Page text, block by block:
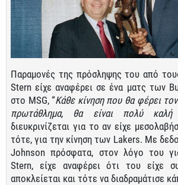
Παραμονές της πρόσληψης του από
Stern είχε αναφέρει σε ένα ματς των
στο MSG, “Κάθε κίνηση που θα φέρει
πρωτάθλημα, θα είναι πολύ
διευκρινίζεται για το αν είχε
τότε, για την κίνηση των Lakers. Με
Johnson πρόσφατα, στον λόγο του
Stern, είχε αναφέρει ότι του είχε
αποκλείεται και τότε να διαδραμάτισε